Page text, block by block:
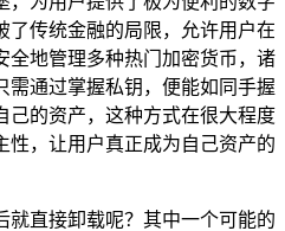
了传统金融的局限，允许用户在
全地管理多种热门加密货币，诸
需通过掌握私钥，便能如同手握
己的资产，这种方式在很大程度
性，让用户真正成为自己资产的
就直接卸载呢？其中一个可能的